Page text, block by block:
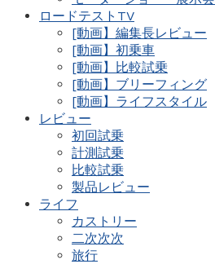
ロードテストTV
[動画】編集長レビュー
[動画】初乗車
[動画】比較試乗
[動画】ブリーフィング
[動画】ライフスタイル
レビュー
初回試乗
計測試乗
比較試乗
製品レビュー
ライフ
カストリー
二次次次
旅行